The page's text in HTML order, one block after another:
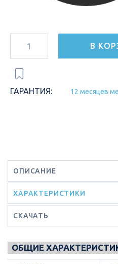
В
ГАРАНТИЯ: 12 месяцев
ОПИСАНИЕ
ХАРАКТЕРИСТИКИ
СКАЧАТЬ
ОБЩИЕ